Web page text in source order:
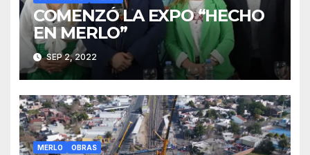
COMENZÓ LA EXPO “HECHO
EN MERLO”
SEP 2, 2022
MERLO OBRAS